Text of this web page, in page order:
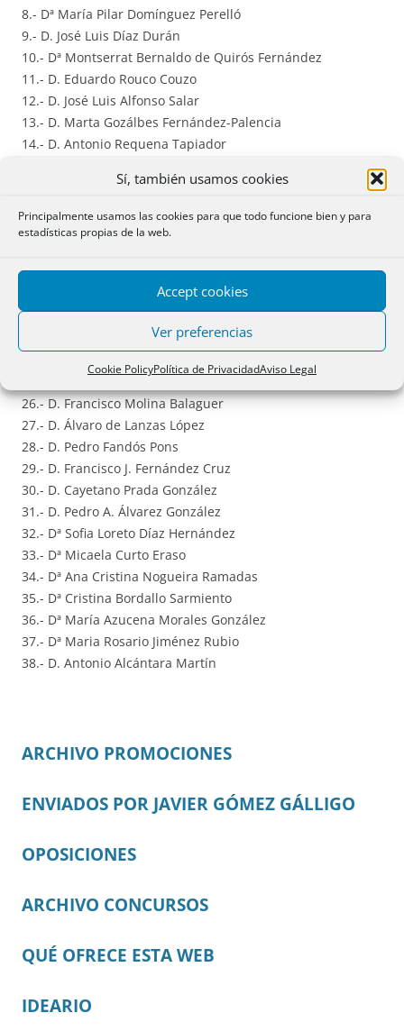
Sí, también usamos cookies
Principalmente usamos las cookies para que todo funcione bien y para
estadísticas propias de la web.
Accept cookies
Ver preferencias
Cookie PolicyPolítica de PrivacidadAviso Legal
8.- Dª María Pilar Domínguez Perelló
9.- D. José Luis Díaz Durán
10.- Dª Montserrat Bernaldo de Quirós Fernández
11.- D. Eduardo Rouco Couzo
12.- D. José Luis Alfonso Salar
13.- D. Marta Gozálbes Fernández-Palencia
14.- D. Antonio Requena Tapiador
16.- Dª Carmen Gorena Puértolas
17.- Dª Carmen Miquel Lasso de la Vega
18.- Dª María Jesús Franco Alonso
20.- D. Antonio Fernández Sevilla
21.- D. Álvaro Esteban Gómez
22.- D. Eduardo Font Roger
23.- Dª Ana María Sabater Mataix
25.- D. Luis M. Benavides Parra
26.- D. Francisco Molina Balaguer
27.- D. Álvaro de Lanzas López
28.- D. Pedro Fandós Pons
29.- D. Francisco J. Fernández Cruz
30.- D. Cayetano Prada González
31.- D. Pedro A. Álvarez González
32.- Dª Sofia Loreto Díaz Hernández
33.- Dª Micaela Curto Eraso
34.- Dª Ana Cristina Nogueira Ramadas
35.- Dª Cristina Bordallo Sarmiento
36.- Dª María Azucena Morales González
37.- Dª Maria Rosario Jiménez Rubio
38.- D. Antonio Alcántara Martín
ARCHIVO PROMOCIONES
ENVIADOS POR JAVIER GÓMEZ GÁLLIGO
OPOSICIONES
ARCHIVO CONCURSOS
QUÉ OFRECE ESTA WEB
IDEARIO